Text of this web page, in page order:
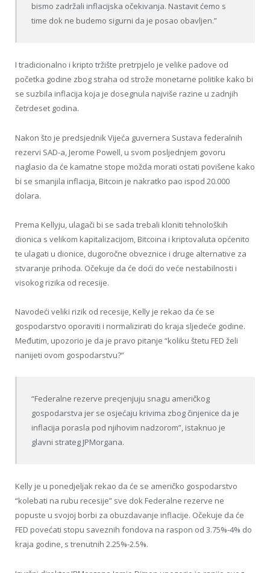
bismo zadržali inflacijska očekivanja. Nastavit ćemo s
time dok ne budemo sigurni da je posao obavljen.”
I tradicionalno i kripto tržište pretrpjelo je velike padove od
početka godine zbog straha od strože monetarne politike kako bi
se suzbila inflacija koja je dosegnula najviše razine u zadnjih
četrdeset godina.
Nakon što je predsjednik Vijeća guvernera Sustava federalnih
rezervi SAD-a, Jerome Powell, u svom posljednjem govoru
naglasio da će kamatne stope možda morati ostati povišene kako
bi se smanjila inflacija, Bitcoin je nakratko pao ispod 20.000
dolara.
Prema Kellyju, ulagači bi se sada trebali kloniti tehnoloških
dionica s velikom kapitalizacijom, Bitcoina i kriptovaluta općenito
te ulagati u dionice, dugoročne obveznice i druge alternative za
stvaranje prihoda. Očekuje da će doći do veće nestabilnosti i
visokog rizika od recesije.
Navodeći veliki rizik od recesije, Kelly je rekao da će se
gospodarstvo oporaviti i normalizirati do kraja sljedeće godine.
Međutim, upozorio je da je pravo pitanje “koliku štetu FED želi
nanijeti ovom gospodarstvu?”
“Federalne rezerve precjenjuju snagu američkog
gospodarstva jer se osjećaju krivima zbog činjenice da je
inflacija porasla pod njihovim nadzorom”, istaknuo je
glavni strateg JPMorgana.
Kelly je u ponedjeljak rekao da će se američko gospodarstvo
“kolebati na rubu recesije” sve dok Federalne rezerve ne
popuste u svojoj borbi za obuzdavanje inflacije. Očekuje da će
FED povećati stopu saveznih fondova na raspon od 3.75%-4% do
kraja godine, s trenutnih 2.25%-2.5%.